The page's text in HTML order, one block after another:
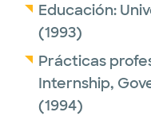
Educación:
(1993)
Prácticas
Internship,
(1994)